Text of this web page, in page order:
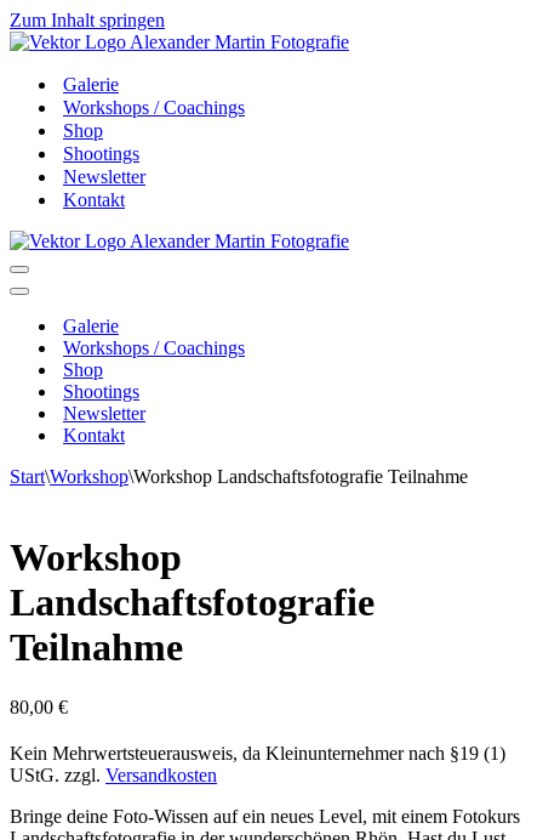
Zum Inhalt springen
Galerie
Workshops / Coachings
Shop
Shootings
Newsletter
Kontakt
Navigationsmenü
Navigationsmenü
Galerie
Workshops / Coachings
Shop
Shootings
Newsletter
Kontakt
Start\Workshop\Workshop Landschaftsfotografie Teilnahme
Workshop
Landschaftsfotografie
Teilnahme
80,00 €
Kein Mehrwertsteuerausweis, da Kleinunternehmer nach §19 (1)
UStG. zzgl. Versandkosten
Bringe deine Foto-Wissen auf ein neues Level, mit einem Fotokurs